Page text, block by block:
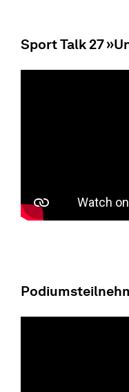
Sport Talk 27